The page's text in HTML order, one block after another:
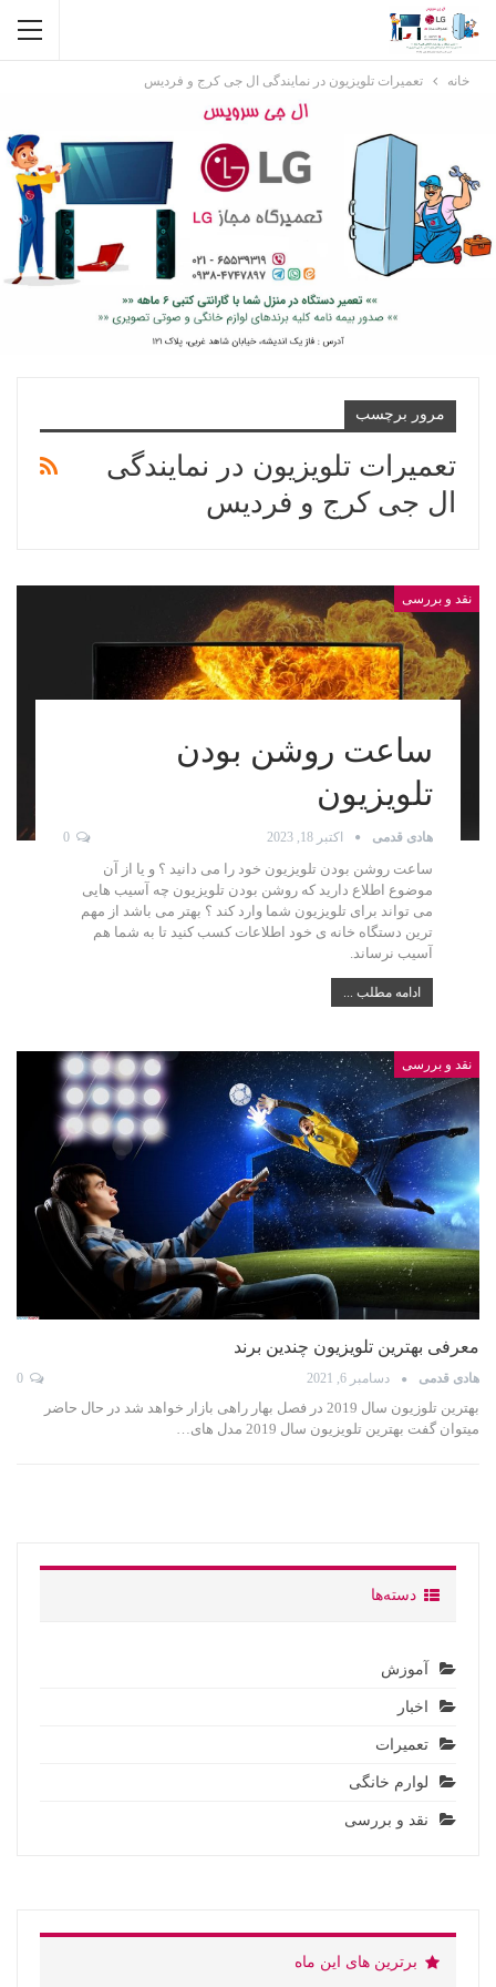
خانه تعمیرات تلویزیون در نمایندگی ال جی کرج و فردیس
مرور برچسب
تعمیرات تلویزیون در نمایندگی
ال جی کرج و فردیس
نقد و بررسی
ساعت روشن بودن
تلویزیون
هادی قدمی اکتبر 18, 2023 0
ساعت روشن بودن تلویزیون خود را می دانید ؟ و یا از آن
موضوع اطلاع دارید که روشن بودن تلویزیون چه آسیب هایی
می تواند برای تلویزیون شما وارد کند ؟ بهتر می باشد از مهم
ترین دستگاه خانه ی خود اطلاعات کسب کنید تا به شما هم
آسیب نرساند.
ادامه مطلب ...
نقد و بررسی
معرفی بهترین تلویزیون چندین برند
هادی قدمی دسامبر 6, 2021
بهترین تلوزیون سال 2019 در فصل بهار راهی بازار خواهد شد در حال حاضر
میتوان گفت بهترین تلویزیون سال 2019 مدل های…
دسته‌ها
آموزش
اخبار
تعمیرات
لوارم خانگی
نقد و بررسی
برترین های این ماه